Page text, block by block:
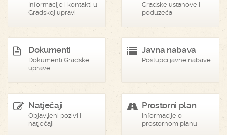
Informacije i kontakti u
Gradskoj upravi
Gradske ustanove i
poduzeća
Dokumenti
Dokumenti Gradske
uprave
Javna nabava
Postupci javne nabave
Natječaji
Objavljeni pozivi i
natječaji
Prostorni plan
Informacije o
prostornom planu